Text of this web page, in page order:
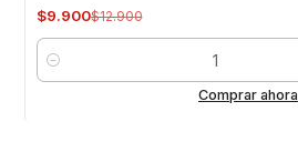
$9.900$12.900
Cantidad
Comprar ahora